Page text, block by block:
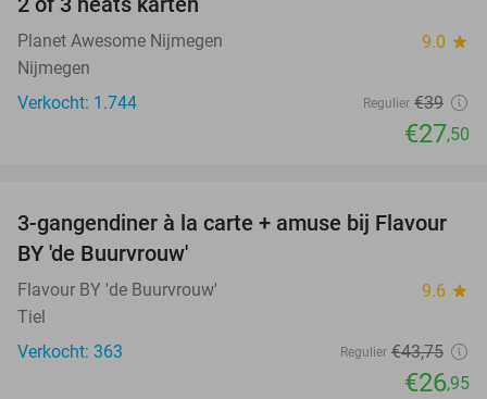
Planet Awesome Nijmegen 9.0 star
Nijmegen
Verkocht: 1.744
Regulier €39
€27,50
38%
3-gangendiner à la carte + amuse bij Flavour
BY 'de Buurvrouw'
Flavour BY 'de Buurvrouw' 9.6 star
Tiel
Verkocht: 363
Regulier €43,75
€26,95